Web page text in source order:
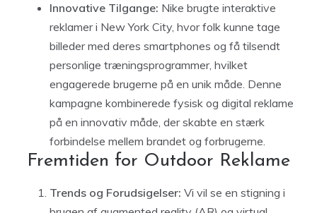
Innovative Tilgange: Nike brugte interaktive
reklamer i New York City, hvor folk kunne tage
billeder med deres smartphones og få tilsendt
personlige træningsprogrammer, hvilket
engagerede brugerne på en unik måde. Denne
kampagne kombinerede fysisk og digital reklame
på en innovativ måde, der skabte en stærk
forbindelse mellem brandet og forbrugerne.
Fremtiden for Outdoor Reklame
Trends og Forudsigelser: Vi vil se en stigning i